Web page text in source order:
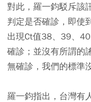
對此，羅一鈞駁斥該
判定是否確診，即使
出現Ct值38、39、
確診；並沒有所謂的
無確診，我們的標準
羅一鈞指出，台灣有